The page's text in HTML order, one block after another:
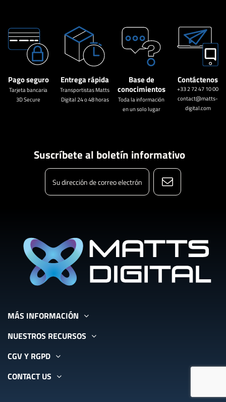
Pago seguro
Tarjeta bancaria
3D Secure
Entrega rápida
Transportistas Matts
Digital 24 o 48 horas
Base de
conocimientos
Toda la información
en un solo lugar
Contáctenos
+33 2 72 47 10 00
contact@matts-
digital.com
Suscríbete al boletín informativo
MÁS INFORMACIÓN
NUESTROS RECURSOS
CGV Y RGPD
CONTACT US